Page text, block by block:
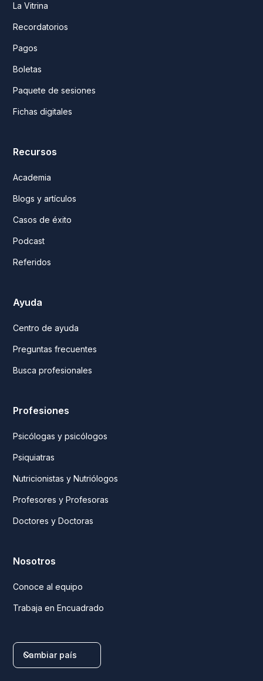
La Vitrina
Recordatorios
Pagos
Boletas
Paquete de sesiones
Fichas digitales
Recursos
Academia
Blogs y artículos
Casos de éxito
Podcast
Referidos
Ayuda
Centro de ayuda
Preguntas frecuentes
Busca profesionales
Profesiones
Psicólogas y psicólogos
Psiquiatras
Nutricionistas y Nutriólogos
Profesores y Profesoras
Doctores y Doctoras
Nosotros
Conoce al equipo
Trabaja en Encuadrado
Cambiar país